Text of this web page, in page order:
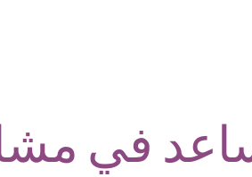
في